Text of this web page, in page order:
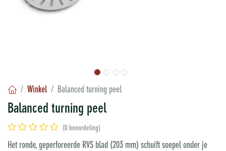
Winkel Balanced turning peel
Balanced turning peel
(0 beoordeling)
Het ronde, geperforeerde RVS blad (203 mm) schuift soepel onder je